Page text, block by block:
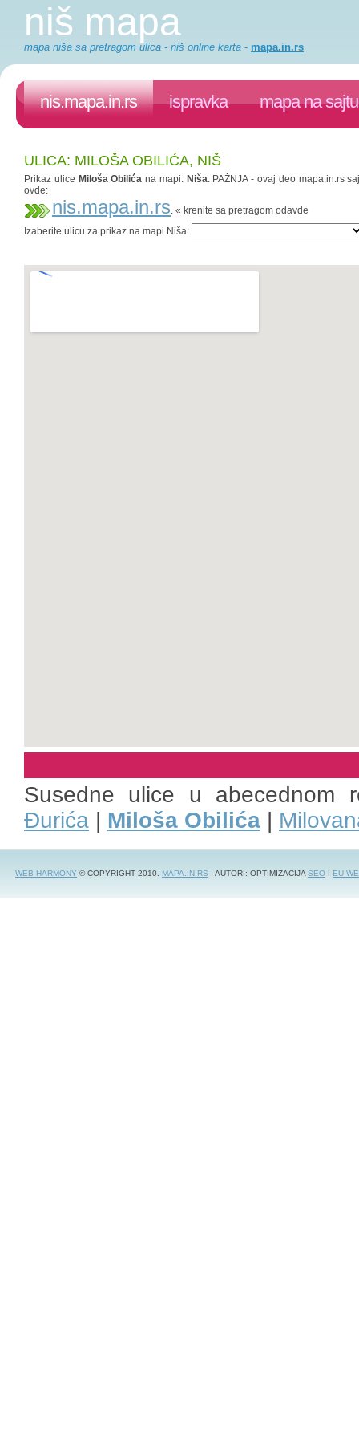
niš mapa
mapa niša sa pretragom ulica - niš online karta - mapa.in.rs
nis.mapa.in.rs ispravka mapa na sajtu
ULICA: MILOŠA OBILIĆA, NIŠ
Prikaz ulice Miloša Obilića na mapi. Niša. PAŽNJA - ovaj deo mapa.in.rs
ovde:
nis.mapa.in.rs. « krenite sa pretragom odavde
Izaberite ulicu za prikaz na mapi Niša:
Susedne ulice u abecednom
Đurića | Miloša Obilića |
WEB HARMONY © COPYRIGHT 2010. MAPA.IN.RS - AUTORI: OPTIMIZACIJASEO I EU